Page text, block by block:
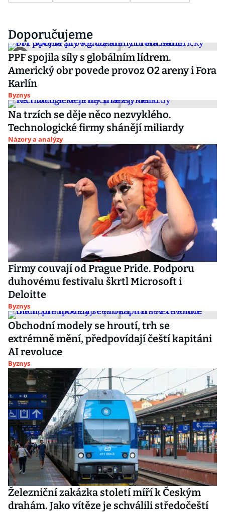
Doporučujeme
PPF spojila síly s globálním lídrem.
Americký obr povede provoz O2 areny i Fora
Karlín
Byznys
Na trzích se děje něco nezvyklého.
Technologické firmy shánějí miliardy
Názory a analýzy
Firmy couvají od Prague Pride. Podporu
duhovému festivalu škrtl Microsoft i
Deloitte
Byznys
Obchodní modely se hroutí, trh se
extrémně mění, předpovídají čeští kapitáni
AI revoluce
Byznys
Železniční zakázka století míří k Českým
drahám. Jako vítěze je schválili středočeští